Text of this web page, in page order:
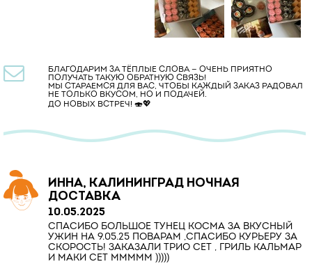

БЛАГОДАРИМ ЗА ТЁПЛЫЕ СЛОВА — ОЧЕНЬ ПРИЯТНО
ПОЛУЧАТЬ ТАКУЮ ОБРАТНУЮ СВЯЗЬ!
МЫ СТАРАЕМСЯ ДЛЯ ВАС, ЧТОБЫ КАЖДЫЙ ЗАКАЗ РАДОВАЛ
НЕ ТОЛЬКО ВКУСОМ, НО И ПОДАЧЕЙ.
ДО НОВЫХ ВСТРЕЧ! 🍣💖
ИННА, КАЛИНИНГРАД НОЧНАЯ
ДОСТАВКА
10.05.2025
СПАСИБО БОЛЬШОЕ ТУНЕЦ КОСМА ЗА ВКУСНЫЙ
УЖИН НА 9.05.25 ПОВАРАМ ,СПАСИБО КУРЬЕРУ ЗА
СКОРОСТЬ! ЗАКАЗАЛИ ТРИО СЕТ , ГРИЛЬ КАЛЬМАР
И МАКИ СЕТ МММММ )))))